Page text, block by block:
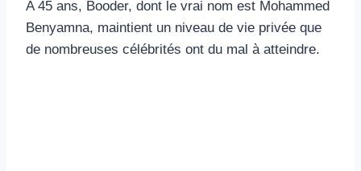
A 45 ans, Booder, dont le vrai nom est Mohammed
Benyamna, maintient un niveau de vie privée que
de nombreuses célébrités ont du mal à atteindre.